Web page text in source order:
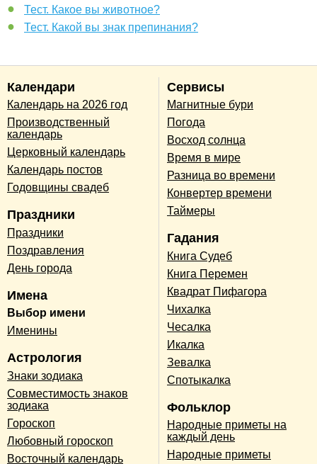
Тест. Какое вы животное?
Тест. Какой вы знак препинания?
Календари
Календарь на 2026 год
Производственный
календарь
Церковный календарь
Календарь постов
Годовщины свадеб
Праздники
Праздники
Поздравления
День города
Имена
Выбор имени
Именины
Астрология
Знаки зодиака
Совместимость знаков
зодиака
Гороскоп
Любовный гороскоп
Восточный календарь
Сервисы
Магнитные бури
Погода
Восход солнца
Время в мире
Разница во времени
Конвертер времени
Таймеры
Гадания
Книга Судеб
Книга Перемен
Квадрат Пифагора
Чихалка
Чесалка
Икалка
Зевалка
Спотыкалка
Фольклор
Народные приметы на
каждый день
Народные приметы